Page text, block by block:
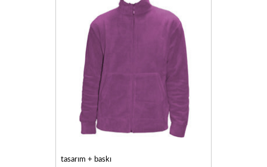
tasarım + baskı